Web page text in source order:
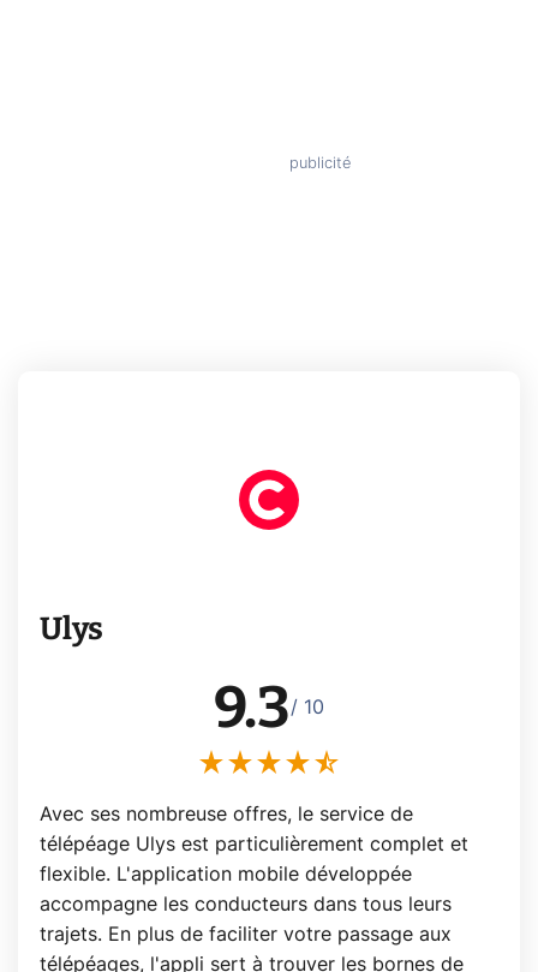
Ulys
9.3/ 10
Avec ses nombreuse offres, le service de
télépéage Ulys est particulièrement complet et
flexible. L'application mobile développée
accompagne les conducteurs dans tous leurs
trajets. En plus de faciliter votre passage aux
télépéages, l'appli sert à trouver les bornes de